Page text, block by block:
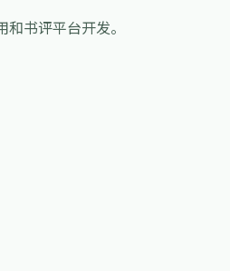
书评平台开发。